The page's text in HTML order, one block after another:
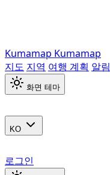
Kumamap Kumamap
지도 지역 여행 계획 알림
화면 테마
KO
로그인